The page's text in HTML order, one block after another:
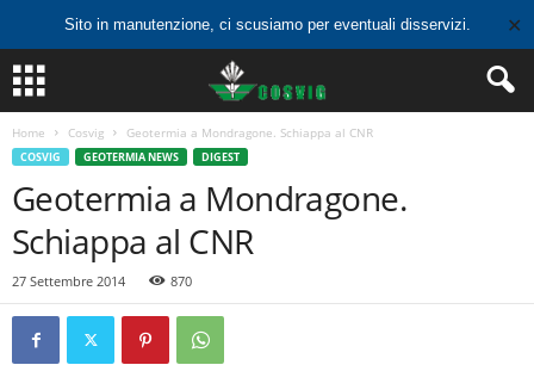
Sito in manutenzione, ci scusiamo per eventuali disservizi. ✕
Home Cosvig Geotermia a Mondragone. Schiappa al CNR
COSVIG GEOTERMIA NEWS DIGEST
Geotermia a Mondragone.
Schiappa al CNR
27 Settembre 2014 870